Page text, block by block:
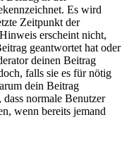
Es wird
Zeitpunkt der
erscheint nicht,
geantwortet hat oder
deinen Beitrag
falls sie es für nötig
dein Beitrag
normale Benutzer
wenn bereits jemand